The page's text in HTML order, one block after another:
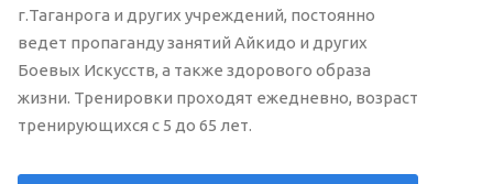
г.Таганрога и других учреждений, постоянно
ведет пропаганду занятий Айкидо и других
Боевых Искусств, а также здорового образа
жизни. Тренировки проходят ежедневно, возраст
тренирующихся с 5 до 65 лет.